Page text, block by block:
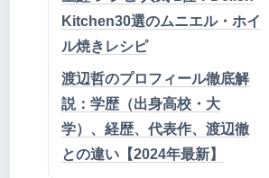
Kitchen30選のムニエル・ホイ
ル焼きレシピ
渡辺哲のプロフィール徹底解
説：学歴（出身高校・大
学）、経歴、代表作、渡辺徹
との違い【2024年最新】